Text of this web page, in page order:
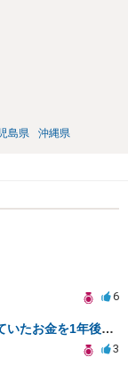
島県 沖縄県
6
ダブル不倫・借金・手切れ金だと思っていたお金を1年後いまさら脅迫罪として通知書が来てまとめて請求
3